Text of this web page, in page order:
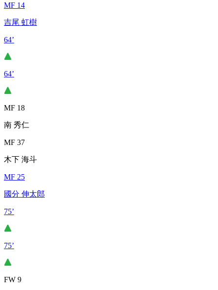
MF 14
吉尾 虹樹
64’
64’
MF 18
南 秀仁
MF 37
木下 海斗
MF 25
國分 伸太郎
75’
75’
FW 9